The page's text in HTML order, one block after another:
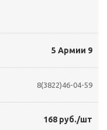
5 Армии 9
8(3822)46-04-59
168 руб./шт